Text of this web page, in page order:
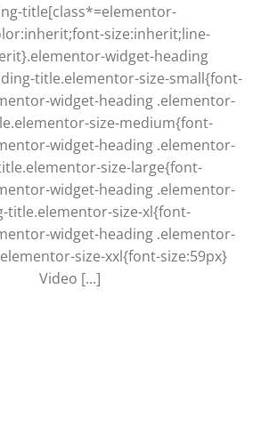
title[class*=elementor-
size:inherit;line-
widget-heading
title.elementor-size-small{font-
widget-heading .elementor-
size-medium{font-
widget-heading .elementor-
size-large{font-
widget-heading .elementor-
title.elementor-size-xl{font-
widget-heading .elementor-
size-xxl{font-size:59px}
Video [...]